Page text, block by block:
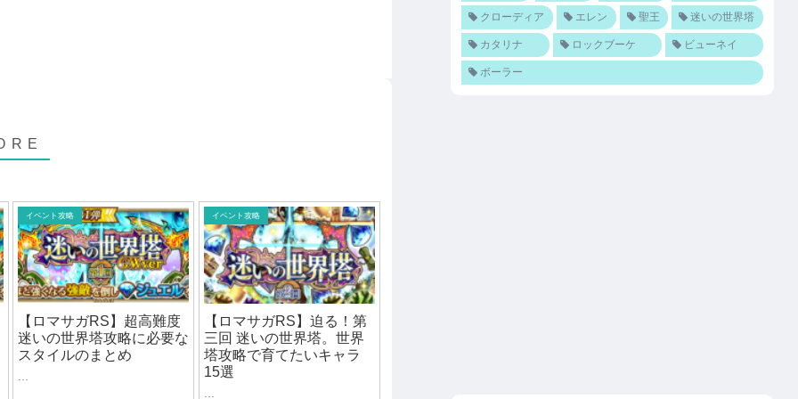
イベント攻略
【ロマサガRS】超高難度
迷いの世界塔攻略に必要な
スタイルのまとめ
イベント攻略
【ロマサガRS】迫る！第
三回 迷いの世界塔。世界
塔攻略で育てたいキャラ
15選
クローディア エレン 聖王 迷いの世界塔
カタリナ ロックブーケ ビューネイ
ボーラー